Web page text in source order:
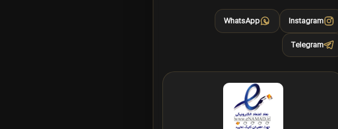
Instagram
WhatsApp
Telegram